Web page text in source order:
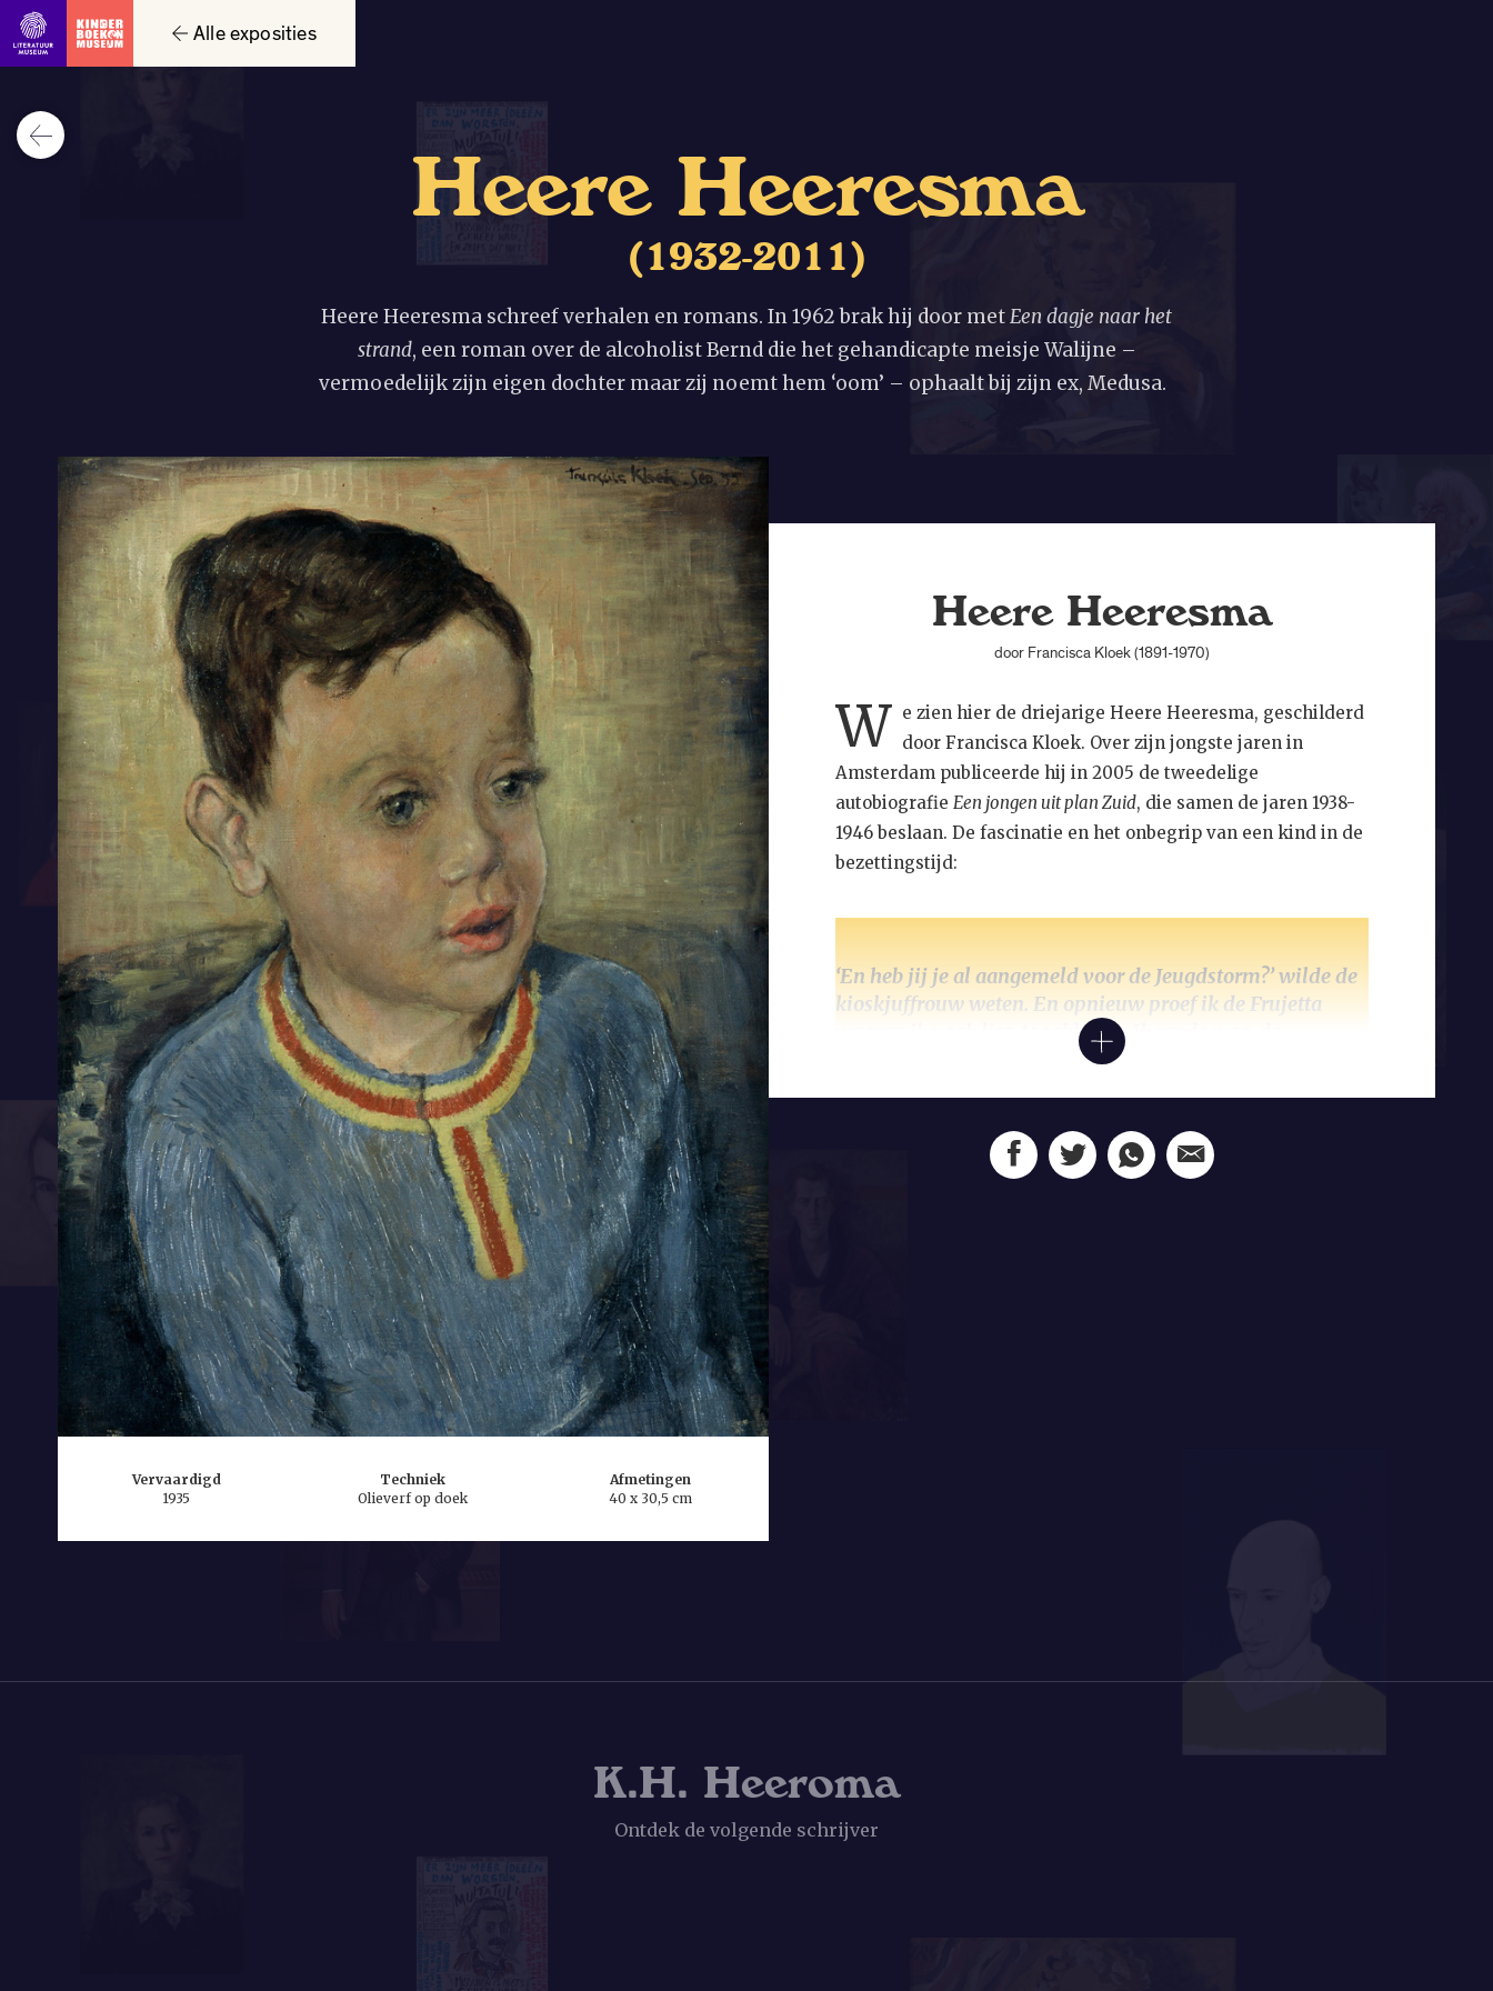
Alle exposities
Heere Heeresma
(1932-201 1)
Heere Heeresma schreef verhalen en romans. In 1962 brak hij door metEen dagje naar het
strand, een roman over de alcoholist Bernd die het gehandicapte meisje Walijne –
vermoedelijk zijn eigen dochter maar zij noemt hem ‘oom’ – ophaalt bij zijn ex, Medusa.
Vervaardigd
1935
Techniek
Olieverf op doek
Afmetingen
40 x 30,5 cm
Heere Heeresma
door Francisca Kloek (1891-1970)
W e zien hier de driejarige Heere Heeresma, geschilderd
door Francisca Kloek. Over zijn jongste jaren in
Amsterdam publiceerde hij in 2005 de tweedelige
autobiografie Een jongen uit plan Zuid, die samen de jaren 1938-
1946 beslaan. De fascinatie en het onbegrip van een kind in de
bezettingstijd:
‘En heb jij je al aangemeld voor de Jeugdstorm?’ wilde de
kioskjuffrouw weten. En opnieuw proef ik de Frujetta
waarop ik vaak liep te sabbelen. Ik rende weg, de
Marnixstraat in, waar een paar heimachines naar cokes en
beige en bruin, mij vooruit reed.
K.H. Heeroma
Ontdek de volgende schrijver